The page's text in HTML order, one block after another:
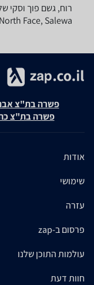
North Face, Salewa ואחרים.
פשרה בת"צ אבנצ'יק
פשרה בת"צ כהנים
אודות
שימושי
עזרה
פרסום ב-zap
עולמות התוכן שלנו
חוות דעת